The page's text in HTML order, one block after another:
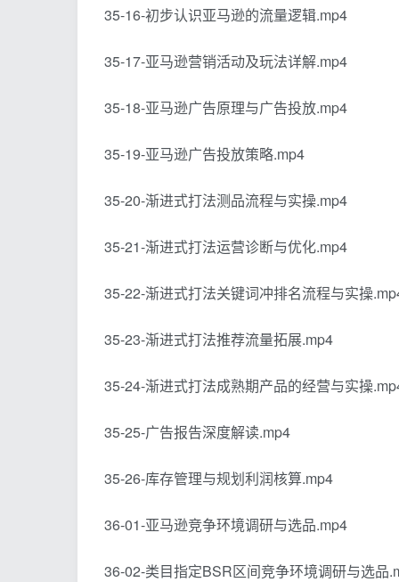
35-16-初步认识亚马逊的流量逻辑.mp4
35-17-亚马逊营销活动及玩法详解.mp4
35-18-亚马逊广告原理与广告投放.mp4
35-19-亚马逊广告投放策略.mp4
35-20-渐进式打法测品流程与实操.mp4
35-21-渐进式打法运营诊断与优化.mp4
35-22-渐进式打法关键词冲排名流程与实操
35-23-渐进式打法推荐流量拓展.mp4
35-24-渐进式打法成熟期产品的经营与实操
35-25-广告报告深度解读.mp4
35-26-库存管理与规划利润核算.mp4
36-01-亚马逊竞争环境调研与选品.mp4
36-02-类目指定BSR区间竞争环境调研与选品